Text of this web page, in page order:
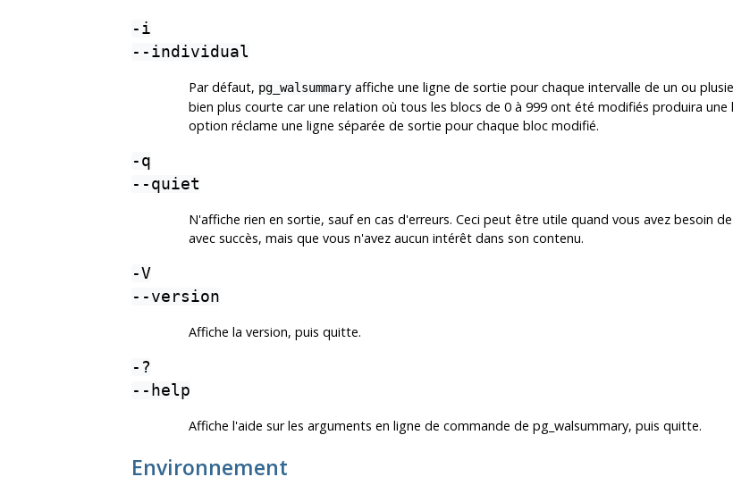
-i
--individual
Par défaut, pg_walsummary affiche une ligne de sortie pour chaque intervalle de un ou
bien plus courte car une relation où tous les blocs de 0 à 999 ont été modifiés produira
option réclame une ligne séparée de sortie pour chaque bloc modifié.
-q
--quiet
N'affiche rien en sortie, sauf en cas d'erreurs. Ceci peut être utile quand vous avez besoin
avec succès, mais que vous n'avez aucun intérêt dans son contenu.
-V
--version
Affiche la version, puis quitte.
-?
--help
Affiche l'aide sur les arguments en ligne de commande de pg_walsummary, puis quitte.
Environnement